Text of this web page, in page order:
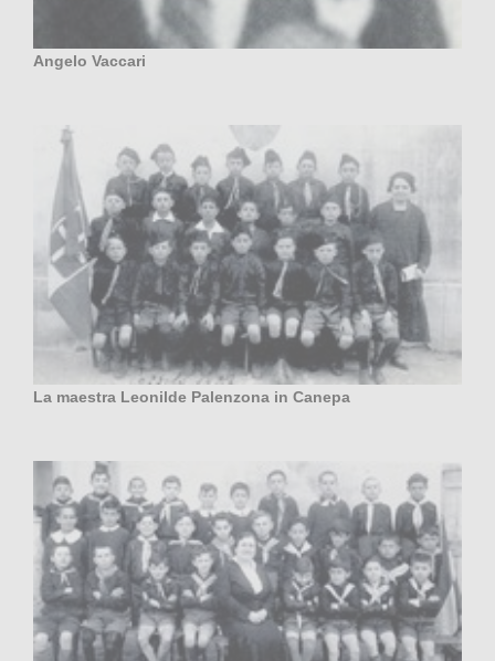
Angelo Vaccari
La maestra Leonilde Palenzona in Canepa